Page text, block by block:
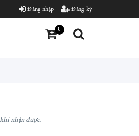
Đăng nhập Đăng ký
0
nhận được.